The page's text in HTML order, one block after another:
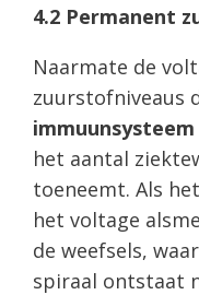
4.2 Permanent
Naarmate de
zuurstofniveaus
immuunsysteem
het aantal
toeneemt. Als
het voltage
de weefsels,
spiraal ontstaat